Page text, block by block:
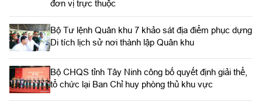
đơn vị trực thuộc
Bộ Tư lệnh Quân khu 7 khảo sát địa điểm phục dựng
Di tích lịch sử nơi thành lập Quân khu
Bộ CHQS tỉnh Tây Ninh công bố quyết định giải thể,
tổ chức lại Ban Chỉ huy phòng thủ khu vực